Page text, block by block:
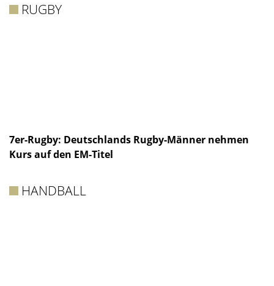
RUGBY
7er-Rugby: Deutschlands Rugby-Männer nehmen
Kurs auf den EM-Titel
HANDBALL